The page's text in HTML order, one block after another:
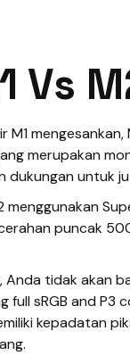
Vs
merupakan
untuk
puncak
Anda tidak akan
full sRGB and P3
kepadatan